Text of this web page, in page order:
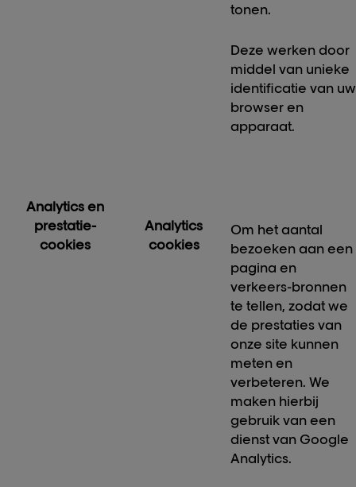
tonen.
Deze werken door
middel van unieke
identificatie van uw
browser en
apparaat.
Analytics en
prestatie-
cookies
Analytics
cookies
Om het aantal
bezoeken aan een
pagina en
verkeers-bronnen
te tellen, zodat we
de prestaties van
onze site kunnen
meten en
verbeteren. We
maken hierbij
gebruik van een
dienst van Google
Analytics.